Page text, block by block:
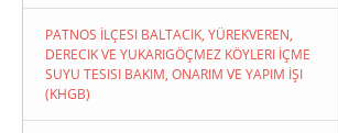
PATNOS İLÇESI BALTACIK, YÜREKVEREN,
DERECIK VE YUKARIGÖÇMEZ KÖYLERI İÇME
SUYU TESISI BAKIM, ONARIM VE YAPIM İŞI
(KHGB)